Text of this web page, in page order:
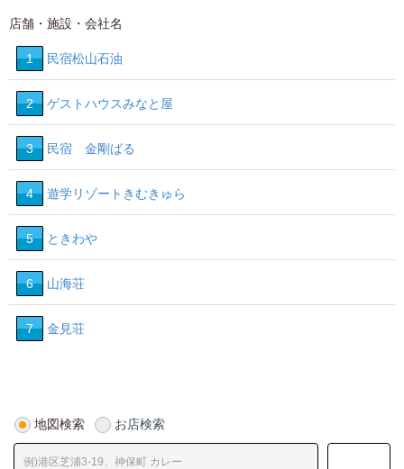
店舗・施設・会社名
1 民宿松山石油
2 ゲストハウスみなと屋
3 民宿 金剛ばる
4 遊学リゾートきむきゅら
5 ときわや
6 山海荘
7 金見荘
地図検索 お店検索